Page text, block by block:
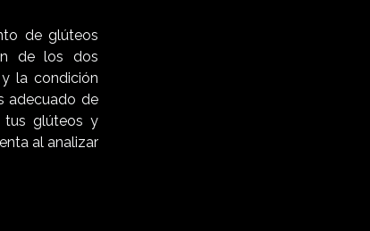
de glúteos
de los dos
la condición
adecuado de
tus glúteos y
al analizar